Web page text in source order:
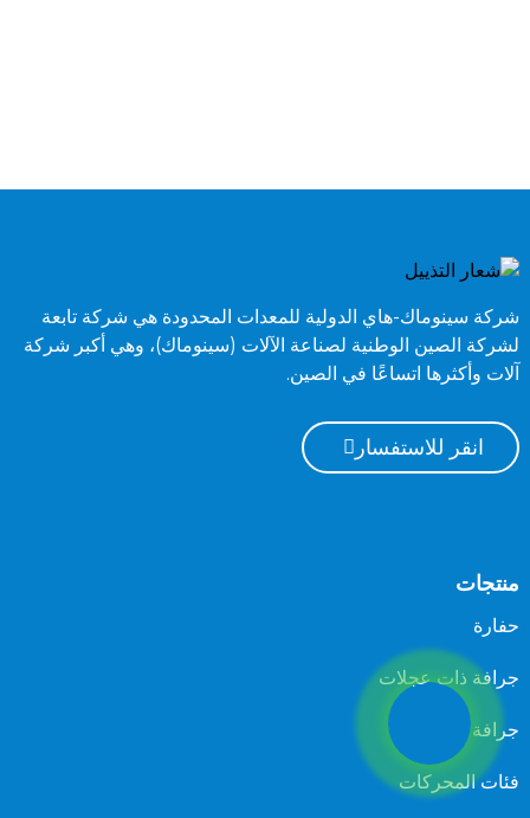
شركة سينوماك-هاي الدولية للمعدات المحدودة هي شركة تابعة
لشركة الصين الوطنية لصناعة الآلات (سينوماك)، وهي أكبر شركة
آلات وأكثرها اتساعًا في الصين.
انقر للاستفسار
منتجات
حفارة
جرافة ذات عجلات
جرافة
فئات المحركات